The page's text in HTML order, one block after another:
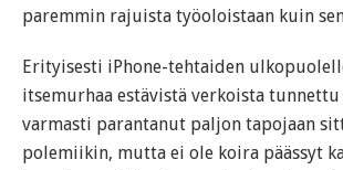
paremmin rajuista työoloistaan kuin
Erityisesti iPhone-tehtaiden
itsemurhaa estävistä verkoista
varmasti parantanut paljon tapojaan
polemiikin, mutta ei ole koira päässyt